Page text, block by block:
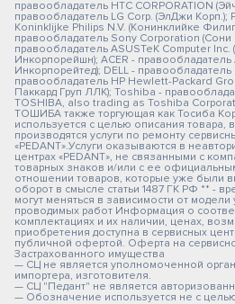
правообладатель HTC CORPORATION
правообладатель LG Corp. (ЭлДжи Корп.);
Koninklijke Philips N.V. (Конинклийке
правообладатель Sony Corporation
правообладатель ASUSTeK Computer Inc.
Инкорпорейшн); ACER -
Инкорпорейтед); DELL -
правообладатель HP Hewlett-Packard
Паккард Груп ЛЛК); Toshiba -
TOSHIBA, also trading as Toshiba
ТОШИБА также торгующая как Тосиба
используется с целью описания товара,
производятся услуги по ремонту
«PEDANT».Услуги оказываются в
центрах «PEDANT», не связанными с
товарных знаков и/или с ее
отношении товаров, которые уже были
оборот в смысле статьи 1487 ГК РФ ** -
могут меняться в зависимости от модели
проводимых работ Информация о
комплектациях и их наличии, ценах,
приобретения доступна в сервисных
публичной офертой. Оферта на
Застрахованного имущества
— СЦ не является уполномоченной
импортера, изготовителя.
— СЦ "Педант" не является
— Обозначение используется не с